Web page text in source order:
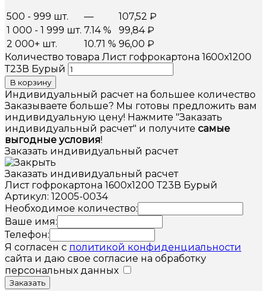
500 - 999 шт.
— 107,52 ₽
1 000 - 1 999 шт. 7.14 % 99,84₽
2 000+ шт.
10.71 % 96,00 ₽
Количество товара Лист гофрокартона 1600х1200
Т23В Бурый
В корзину
Индивидуальный расчет на большее количество
Заказываете больше? Мы готовы предложить вам
индивидуальную цену! Нажмите "Заказать
индивидуальный расчет" и получите самые
выгодные условия!
Заказать индивидуальный расчет
Заказать индивидуальный расчет
Лист гофрокартона 1600х1200 Т23В Бурый
Артикул: 12005-0034
Необходимое количество:
Ваше имя:
Телефон:
Я согласен с политикой конфиденциальности
сайта и даю свое согласие на обработку
персональных данных
Заказать